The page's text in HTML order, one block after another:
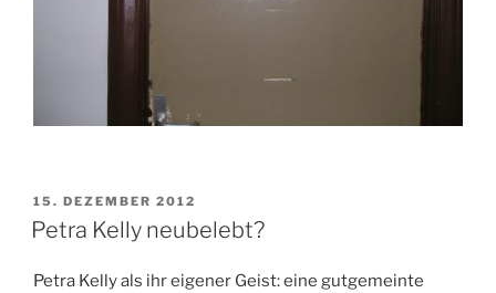
VERÖFFENTLICHT
AM
15. DEZEMBER 2012
Petra Kelly neubelebt?
Petra Kelly als ihr eigener Geist: eine gutgemeinte